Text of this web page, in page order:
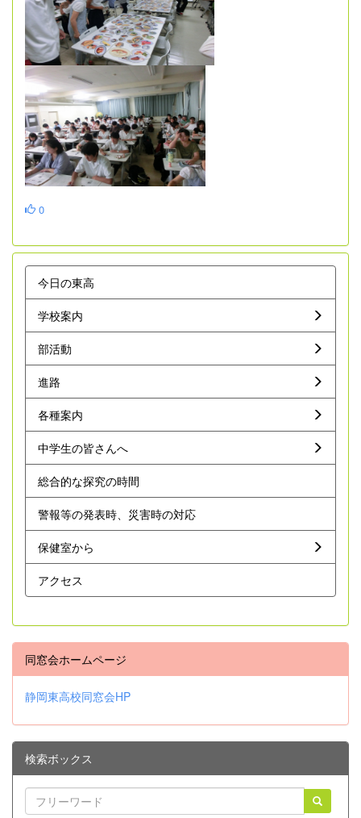
0
今日の東高
学校案内
部活動
進路
各種案内
中学生の皆さんへ
総合的な探究の時間
警報等の発表時、災害時の対応
保健室から
アクセス
同窓会ホームページ
静岡東高校同窓会HP
検索ボックス